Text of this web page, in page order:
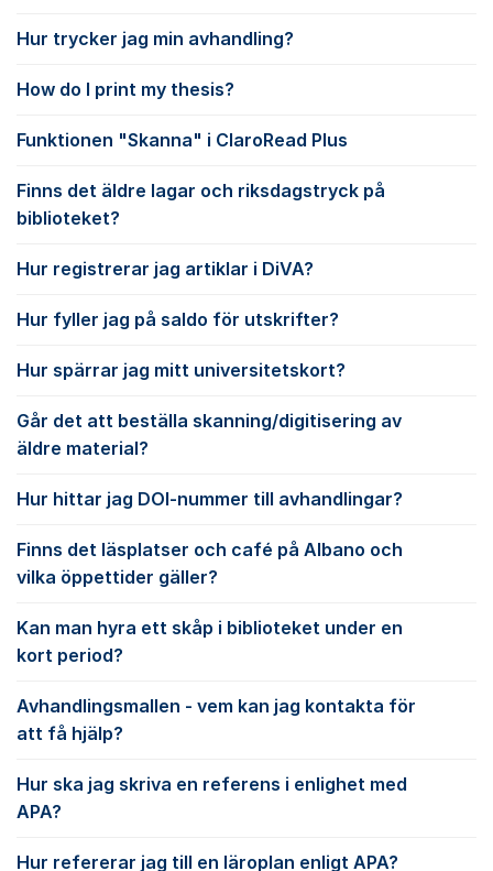
Hur trycker jag min avhandling?
How do I print my thesis?
Funktionen "Skanna" i ClaroRead Plus
Finns det äldre lagar och riksdagstryck på
biblioteket?
Hur registrerar jag artiklar i DiVA?
Hur fyller jag på saldo för utskrifter?
Hur spärrar jag mitt universitetskort?
Går det att beställa skanning/digitisering av
äldre material?
Hur hittar jag DOI-nummer till avhandlingar?
Finns det läsplatser och café på Albano och
vilka öppettider gäller?
Kan man hyra ett skåp i biblioteket under en
kort period?
Avhandlingsmallen - vem kan jag kontakta för
att få hjälp?
Hur ska jag skriva en referens i enlighet med
APA?
Hur refererar jag till en läroplan enligt APA?